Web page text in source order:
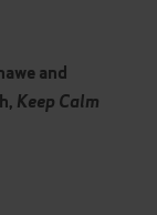
and
Keep Calm